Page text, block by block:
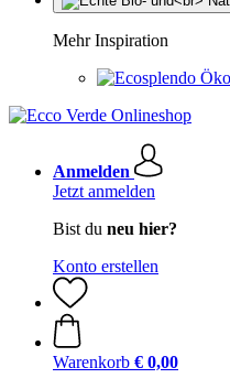
Mehr Inspiration
Anmelden
Jetzt anmelden
Bist du neu hier?
Konto erstellen
Warenkorb € 0,00